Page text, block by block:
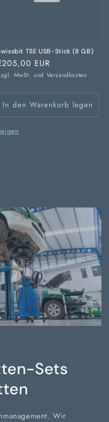
TSE USB-Stick (8 GB)
EUR
MwSt. und Versandkosten
In den Warenkorb legen
Sets
Wir